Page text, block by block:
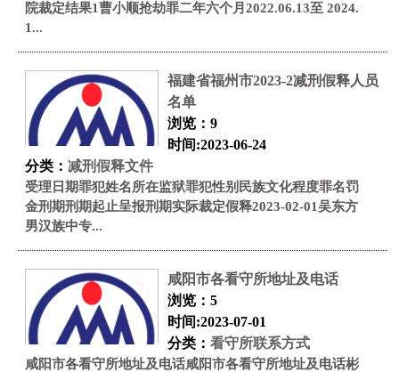
院裁定结果1曹小顺抢劫罪二年六个月2022.06.13至 2024.
1...
福建省福州市2023-2减刑假释人员
名单
浏览：9
时间:2023-06-24
分类： 减刑假释文件
受理日期罪犯姓名所在监狱罪犯性别民族文化程度罪名罚
金刑期刑期起止呈报刑期实际裁定假释2023-02-01吴东方
男汉族中专...
咸阳市各看守所地址及电话
浏览：5
时间:2023-07-01
分类： 看守所联系方式
咸阳市各看守所地址及电话咸阳市各看守所地址及电话彬